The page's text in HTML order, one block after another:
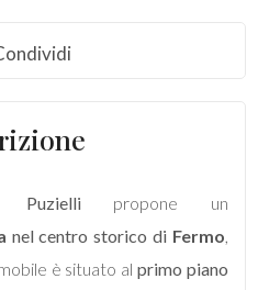
Puzielli propone un
nel centro storico di Fermo,
è situato al primo piano